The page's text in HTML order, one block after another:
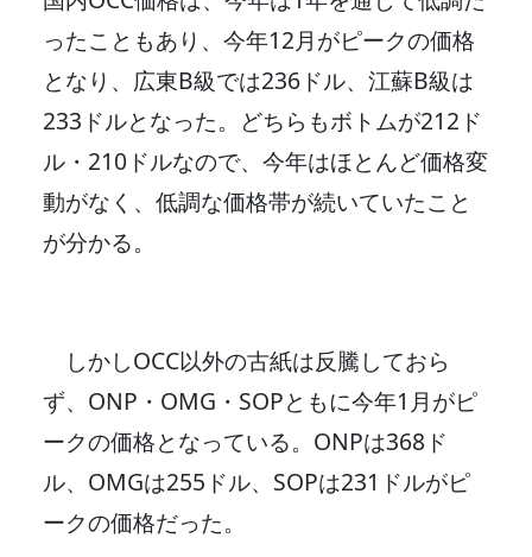
ったこともあり、今年12月がピークの価格
となり、広東B級では236ドル、江蘇B級は
233ドルとなった。どちらもボトムが212ド
ル・210ドルなので、今年はほとんど価格変
動がなく、低調な価格帯が続いていたこと
が分かる。
しかしOCC以外の古紙は反騰しておら
ず、ONP・OMG・SOPともに今年1月がピ
ークの価格となっている。ONPは368ド
ル、OMGは255ドル、SOPは231ドルがピ
ークの価格だった。